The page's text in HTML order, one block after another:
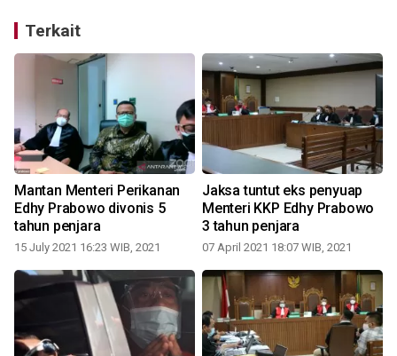
Terkait
Mantan Menteri Perikanan
Edhy Prabowo divonis 5
tahun penjara
15 July 2021 16:23 WIB, 2021
Jaksa tuntut eks penyuap
Menteri KKP Edhy Prabowo
3 tahun penjara
07 April 2021 18:07 WIB, 2021